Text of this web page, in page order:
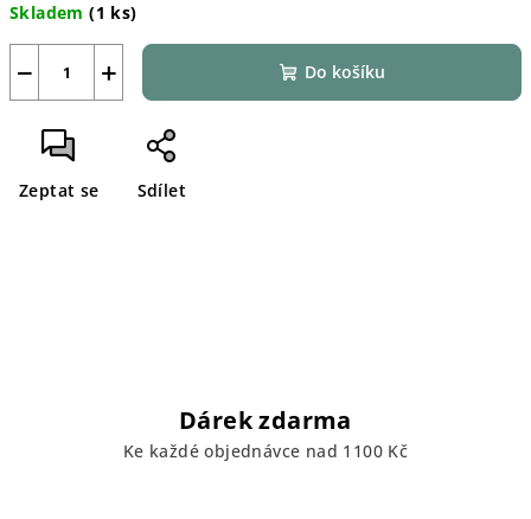
cena:
Skladem(1 ks)
+
− Do košíku
Zeptat se Sdílet
Dárek zdarma
Ke každé objednávce nad 1100 Kč